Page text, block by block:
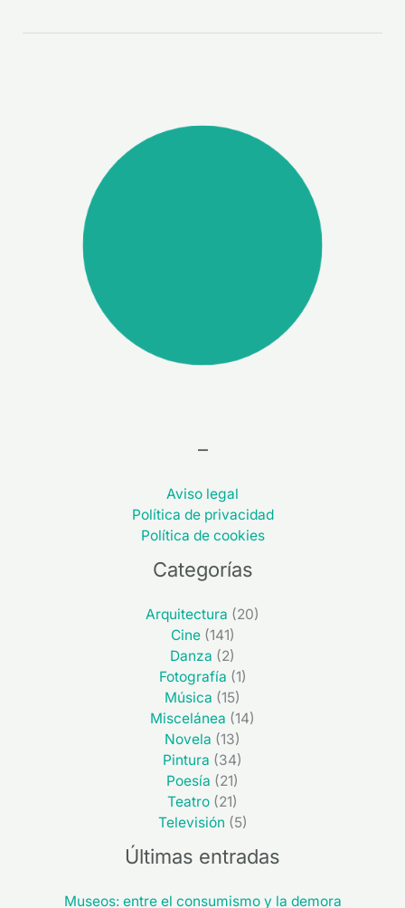
–
Aviso legal
Política de privacidad
Política de cookies
Categorías
Arquitectura (20)
Cine(141)
Danza (2)
Fotografía (1)
Música (15)
Miscelánea (14)
Novela (13)
Pintura (34)
Poesía (21)
Teatro (21)
Televisión (5)
Últimas entradas
Museos: entre el consumismo y la demora